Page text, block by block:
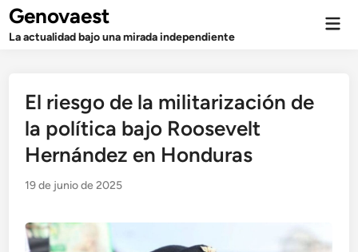
Saltar
contenido
Genovaest
La actualidad bajo una mirada independiente
El riesgo de la militarización de
la política bajo Roosevelt
Hernández en Honduras
19 de junio de 2025